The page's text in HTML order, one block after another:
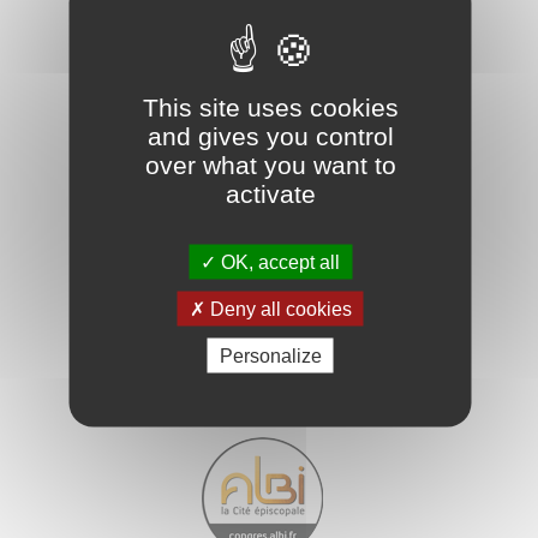
Contactez-nous
Promotion territoriale - Mairie d'Albi
16, rue de l'Hôtel de ville
81 023 Albi Cedex 9
05 63 49 14 35
This site uses cookies
and gives you control
over what you want to
activate
OK, accept all
Deny all cookies
Personalize